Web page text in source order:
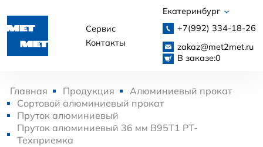
Сервис
Контакты
Екатеринбург
+7(992) 334-18-26
zakaz@met2met.ru
В заказе:0
Главная Продукция
Алюминиевый прокат
Сортовой алюминиевый прокат
Пруток алюминиевый
Пруток алюминиевый 36 мм В95Т1 РТ-
Техприемка